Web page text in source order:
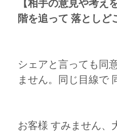
【相手の意見や考え
階を追って 落としど
シェアと言っても同
ません。同じ目線で
お客様 すみません、